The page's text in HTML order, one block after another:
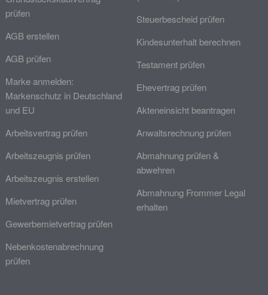
prüfen
AGB erstellen
AGB prüfen
Marke anmelden:
Markenschutz in Deutschland
und EU
Arbeitsvertrag prüfen
Arbeitszeugnis prüfen
Arbeitszeugnis erstellen
Mietvertrag prüfen
Gewerbemietvertrag prüfen
Nebenkostenabrechnung
prüfen
Steuerbescheid prüfen
Kindesunterhalt berechnen
Testament prüfen
Ehevertrag prüfen
Akteneinsicht beantragen
Anwaltsrechnung prüfen
Abmahnung prüfen &
abwehren
Abmahnung Frommer Legal
erhalten